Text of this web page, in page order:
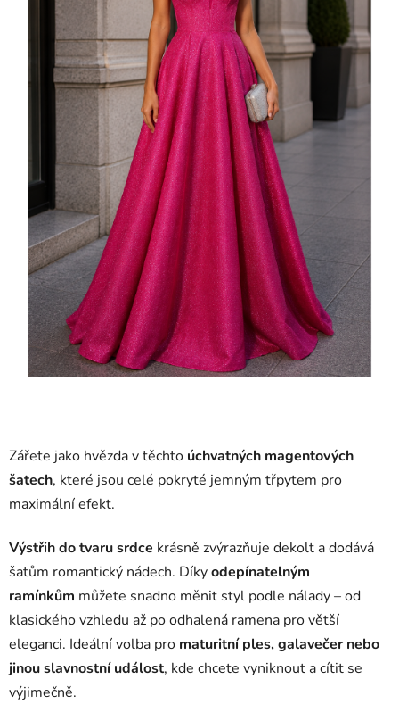
Zářete jako hvězda v těchto úchvatných magentových
šatech, které jsou celé pokryté jemným třpytem pro
maximální efekt.
Výstřih do tvaru srdce krásně zvýrazňuje dekolt a dodává
šatům romantický nádech. Díkyodepínatelným
ramínkům můžete snadno měnit styl podle nálady – od
klasického vzhledu až po odhalená ramena pro větší
eleganci. Ideální volba pro maturitní ples, galavečer nebo
jinou slavnostní událost, kde chcete vyniknout a cítit se
výjimečně.